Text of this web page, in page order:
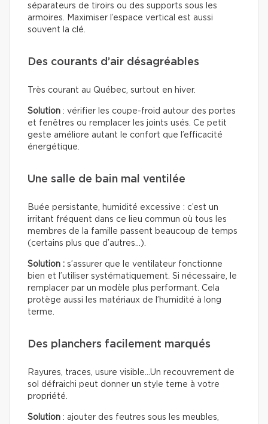
séparateurs de tiroirs ou des supports sous les
armoires. Maximiser l’espace vertical est aussi
souvent la clé.
Des courants d’air désagréables
Très courant au Québec, surtout en hiver.
Solution : vérifier les coupe-froid autour des portes
et fenêtres ou remplacer les joints usés. Ce petit
geste améliore autant le confort que l’efficacité
énergétique.
Une salle de bain mal ventilée
Buée persistante, humidité excessive : c’est un
irritant fréquent dans ce lieu commun où tous les
membres de la famille passent beaucoup de temps
(certains plus que d’autres…).
Solution : s’assurer que le ventilateur fonctionne
bien et l’utiliser systématiquement. Si nécessaire, le
remplacer par un modèle plus performant. Cela
protège aussi les matériaux de l’humidité à long
terme.
Des planchers facilement marqués
Rayures, traces, usure visible…Un recouvrement de
sol défraichi peut donner un style terne à votre
propriété.
Solution : ajouter des feutres sous les meubles,